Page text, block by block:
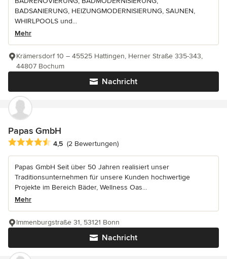
BADSANIERUNG, HEIZUNGMODERNISIERUNG, SAUNEN,
WHIRLPOOLS und...
Mehr
Nachricht
Krämersdorf 10 – 45525 Hattingen, Herner Straße 335-343,
44807 Bochum
Papas GmbH
Durchschnittliche Bewertung: 4.5 von 5 Sternen
4,5 (2 Bewertungen)
Papas GmbH Seit über 50 Jahren realisiert unser
Traditionsunternehmen für unsere Kunden hochwertige
Projekte im Bereich Bäder, Wellness Oas...
Mehr
Nachricht
Immenburgstraße 31, 53121 Bonn